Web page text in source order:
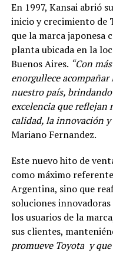
En 1997, Kansai abrió
inicio y crecimiento de
que la marca japonesa
planta ubicada en la
Buenos Aires. “Con
enorgullece
nuestro país,
excelencia que reflejan
calidad, la innovación
Mariano Fernandez.
Este nuevo hito de
como máximo
Argentina, sino que
soluciones
los usuarios de la
sus clientes,
promueve Toyota y